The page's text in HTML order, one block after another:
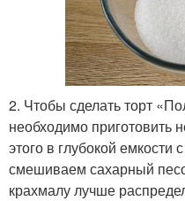
2. Чтобы сделать торт
необходимо
этого в глубокой
смешиваем сахарный
крахмалу лучше